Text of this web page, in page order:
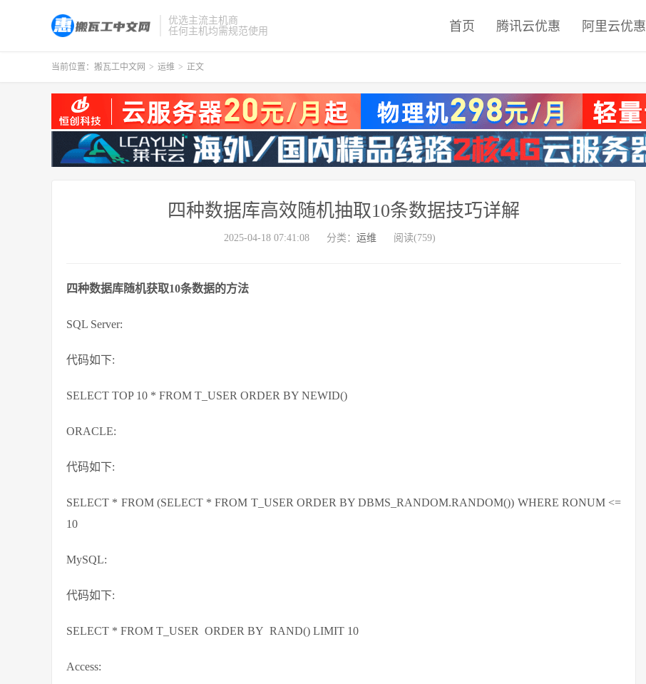
优选主流主机商
任何主机均需规范使用
首页 腾讯云优惠 阿里云优惠
当前位置： 搬瓦工中文网 > 运维 > 正文
四种数据库高效随机抽取10条数据技巧详解
2025-04-18 07:41:08 分类： 运维 阅读(759)
四种数据库随机获取10条数据的方法
SQL Server:
代码如下:
SELECT TOP 10 * FROM T_USER ORDER BY NEWID()
ORACLE:
代码如下:
SELECT * FROM (SELECT * FROM T_USER ORDER BY DBMS_RANDOM.RANDOM()) WHERE RONUM <=
10
MySQL:
代码如下:
SELECT * FROM T_USER ORDER BY RAND() LIMIT 10
Access: